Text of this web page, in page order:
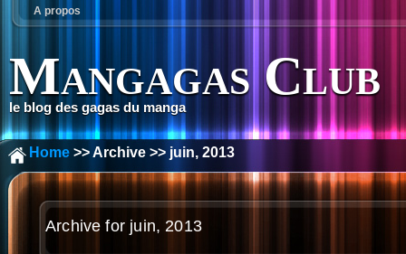
A propos
Mangagas Club
le blog des gagas du manga
Home >> Archive >> juin, 2013
Archive for juin, 2013